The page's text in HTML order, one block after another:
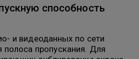
способность
и видеоданных по сети
полоса пропускания. Для